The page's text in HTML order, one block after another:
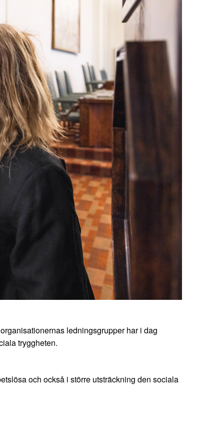
ledningsgrupper har i dag
tryggheten.
och också i större utsträckning den sociala